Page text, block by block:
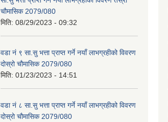
चौमासिक 2079/080
मिति: 08/29/2023 - 09:32
वडा नं ९ सा.सु भत्ता प्राप्त गर्ने नयाँ लाभग्रहीको विवरण
दोस्रो चौमासिक 2079/080
मिति: 01/23/2023 - 14:51
वडा नं ८ सा.सु भत्ता प्राप्त गर्ने नयाँ लाभग्रहीको विवरण
दोस्रो चौमासिक 2079/080